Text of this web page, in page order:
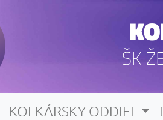
ŠK
KOLKÁRSKY ODDIEL